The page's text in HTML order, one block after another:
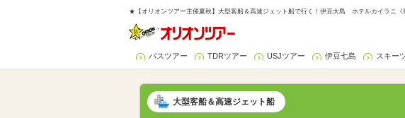
★【オリオンツアー主催夏秋】大型客船＆高速ジェット船で行く！伊豆大島 ホテルカイラニ
バスツアー TDRツアー USJツアー 伊豆七島 スキー
大型客船＆高速ジェット船